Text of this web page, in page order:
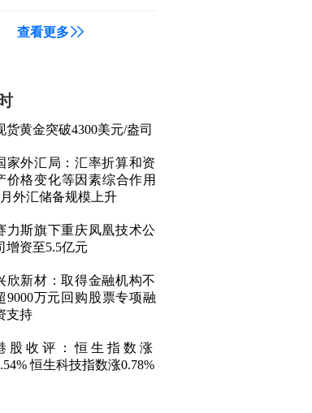
亿元，全市场超2800只个股上涨。
新药板块低开高走，持续爆发，
普赛斯、瑞康医药、哈三联、百花
涨超10%。PCB概念板块亦表现强
、宝鼎科技、景旺电子、生益电
等十余股涨停，胜宏科技、南亚新
、铜冠铜箔涨幅居前。电子化学品
，方邦股份涨停，唯特偶、莱特广
吉大正元、高伟达、天融信跌幅居
回调，大晟文化、凯撒文化盘中跌
、中青宝、电魂网络跟跌。；2.稳
就聊到这吧，下周见；
查看更多
货黄金突破4300美元/盎司
家外汇局：汇率折算和资
价格变化等因素综合作用
外汇储备规模上升
力斯旗下重庆凤凰技术公
增资至5.5亿元
欣新材：取得金融机构不
9000万元回购股票专项融
支持
股收评：恒生指数涨
恒生科技指数涨0.78%